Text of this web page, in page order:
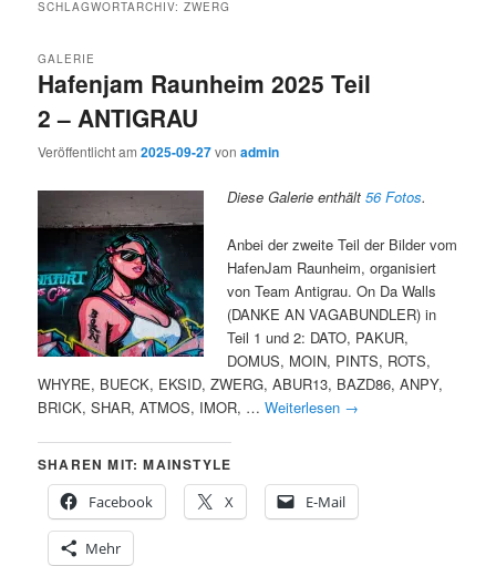
SCHLAGWORTARCHIV:ZWERG
Hafenjam Raunheim 2025 Teil
2 – ANTIGRAU
GALERIE
Veröffentlicht am2025-09-27vonadmin
Diese Galerie enthält56 Fotos.
Anbei der zweite Teil der Bilder vom
HafenJam Raunheim, organisiert
von Team Antigrau. On Da Walls
(DANKE AN VAGABUNDLER) in
Teil 1 und 2: DATO, PAKUR,
DOMUS, MOIN, PINTS, ROTS,
WHYRE, BUECK, EKSID, ZWERG, ABUR13, BAZD86, ANPY,
BRICK, SHAR, ATMOS, IMOR, …Weiterlesen →
SHAREN MIT: MAINSTYLE
Facebook
X E-Mail
Mehr